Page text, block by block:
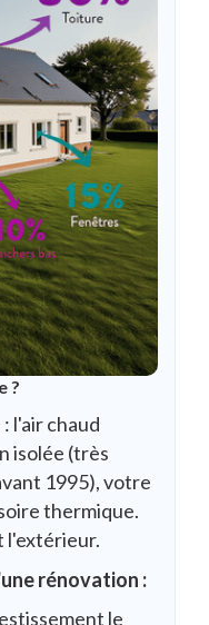
?
l'air chaud
isolée (très
1995), votre
thermique.
l'extérieur.
rénovation :
le